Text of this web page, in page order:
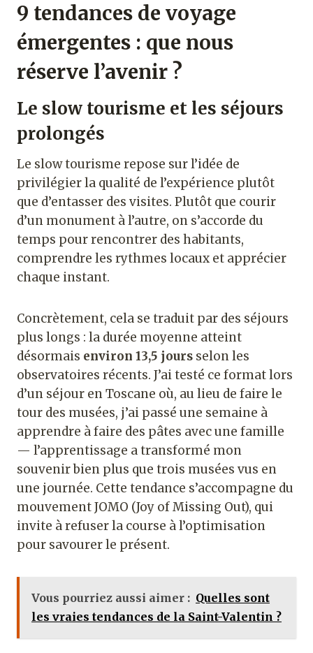
9 tendances de voyage
émergentes : que nous
réserve l’avenir ?
Le slow tourisme et les séjours
prolongés
Le slow tourisme repose sur l’idée de
privilégier la qualité de l’expérience plutôt
que d’entasser des visites. Plutôt que courir
d’un monument à l’autre, on s’accorde du
temps pour rencontrer des habitants,
comprendre les rythmes locaux et apprécier
chaque instant.
Concrètement, cela se traduit par des séjours
plus longs : la durée moyenne atteint
désormais environ 13,5 jours selon les
observatoires récents. J’ai testé ce format lors
d’un séjour en Toscane où, au lieu de faire le
tour des musées, j’ai passé une semaine à
apprendre à faire des pâtes avec une famille
— l’apprentissage a transformé mon
souvenir bien plus que trois musées vus en
une journée. Cette tendance s’accompagne du
mouvement JOMO (Joy of Missing Out), qui
invite à refuser la course à l’optimisation
pour savourer le présent.
Vous pourriez aussi aimer : Quelles sont
les vraies tendances de la Saint-Valentin ?